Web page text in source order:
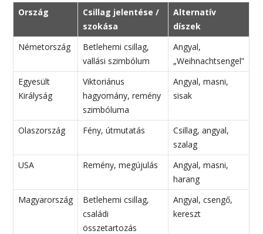
Ország
Csillag jelentése /
szokása
Alternatív
díszek
Németország
Betlehemi csillag,
vallási szimbólum
Angyal,
„Weihnachtsengel”
Egyesült
Királyság
Viktoriánus
hagyomány, remény
szimbóluma
Angyal, masni,
sisak
Olaszország Fény, útmutatás
Csillag, angyal,
szalag
USA
Remény, megújulás
Angyal, masni,
harang
Magyarország
Betlehemi csillag,
családi
összetartozás
Angyal, csengő,
kereszt